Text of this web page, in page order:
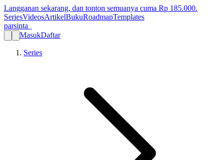
Langganan sekarang, dan tonton semuanya cuma Rp 185.000.
SeriesVideosArtikelBukuRoadmapTemplates
parsinta_
MasukDaftar
Series